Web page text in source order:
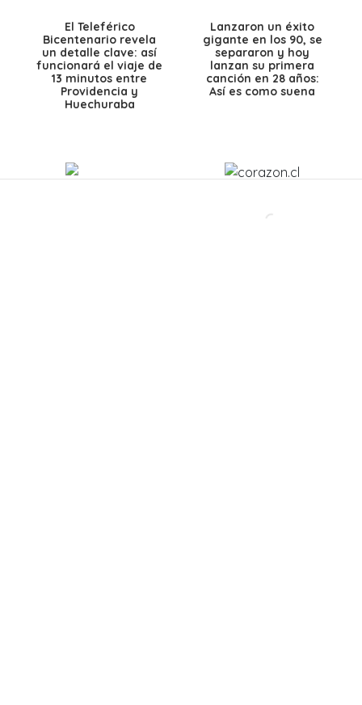
El Teleférico
Bicentenario revela
un detalle clave: así
funcionará el viaje de
13 minutos entre
Providencia y
Huechuraba
Lanzaron un éxito
gigante en los 90, se
separaron y hoy
lanzan su primera
canción en 28 años:
Así es como suena